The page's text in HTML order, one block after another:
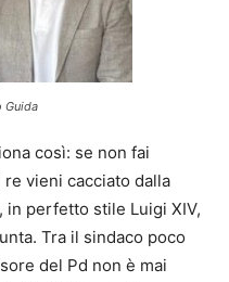
Guida
così: se non fai
re vieni cacciato dalla
in perfetto stile Luigi XIV,
Tra il sindaco poco
del Pd non è mai